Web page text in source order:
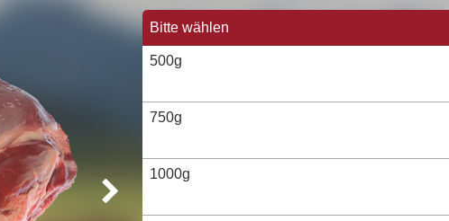
Bitte wählen
500g
750g
1000g